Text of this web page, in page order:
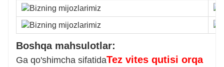
Boshqa mahsulotlar:
Ga qo'shimcha sifatidaTez vites qutisi orqa